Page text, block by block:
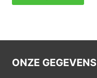
ONZE GEGEVENS